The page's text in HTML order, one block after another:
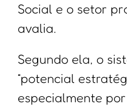
Social e o setor
avalia.
Segundo ela, o
“potencial
especialmente